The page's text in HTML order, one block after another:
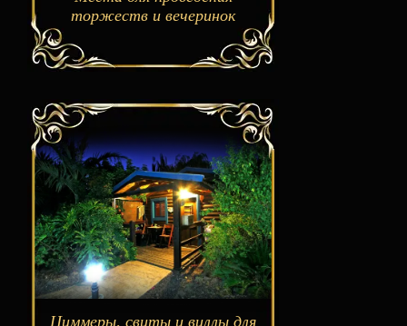
торжеств и вечеринок
Циммеры, свиты и виллы для